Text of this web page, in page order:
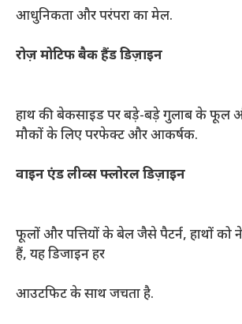
आधुनिकता और परंपरा का मेल.
रोज़ मोटिफ बैक हैंड डिज़ाइन
हाथ की बेकसाइड पर बड़े-बड़े गुलाब के फूल
मौकों के लिए परफेक्ट और आकर्षक.
वाइन एंड लीव्स फ्लोरल डिज़ाइन
फूलों और पत्तियों के बेल जैसे पैटर्न, हाथों को
हैं, यह डिजाइन हर
आउटफिट के साथ जचता है.